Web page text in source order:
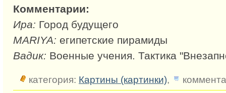
Комментарии:
Ира: Город будущего
MARIYA: египетские пирамиды
Вадик: Военные учения. Тактика
категория: Картины (картинки),